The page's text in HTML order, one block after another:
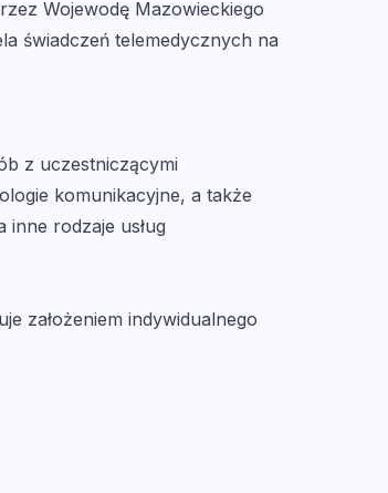
Wojewodę Mazowieckiego
świadczeń telemedycznych na
z uczestniczącymi
komunikacyjne, a także
rodzaje usług
założeniem indywidualnego